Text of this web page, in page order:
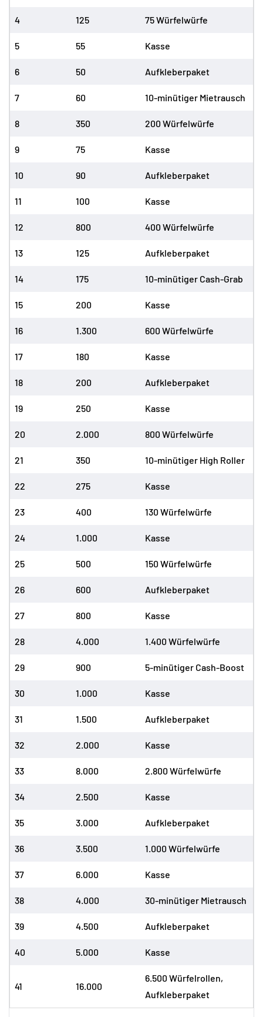
4 125 75 Würfelwürfe
5 55 Kasse
6 50 Aufkleberpaket
7 60 10-minütiger Mietrausch
8 350 200 Würfelwürfe
9 75 Kasse
10 90 Aufkleberpaket
11 100 Kasse
12 800 400 Würfelwürfe
13 125 Aufkleberpaket
14 175 10-minütiger Cash-Grab
15 200 Kasse
16 1.300 600 Würfelwürfe
17 180 Kasse
18 200 Aufkleberpaket
19 250 Kasse
20 2.000 800 Würfelwürfe
21 350 10-minütiger High Roller
22 275 Kasse
23 400 130 Würfelwürfe
24 1.000 Kasse
25 500 150 Würfelwürfe
26 600 Aufkleberpaket
27 800 Kasse
28 4.000 1.400 Würfelwürfe
29 900 5-minütiger Cash-Boost
30 1.000 Kasse
31 1.500 Aufkleberpaket
32 2.000 Kasse
33 8.000 2.800 Würfelwürfe
34 2.500 Kasse
35 3.000 Aufkleberpaket
36 3.500 1.000 Würfelwürfe
37 6.000 Kasse
38 4.000 30-minütiger Mietrausch
39 4.500 Aufkleberpaket
40 5.000 Kasse
41 16.000
6.500 Würfelrollen,
Aufkleberpaket